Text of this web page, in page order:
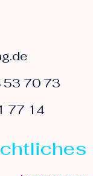
53 70 73
77 14